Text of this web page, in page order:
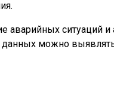
ситуаций
данных можно